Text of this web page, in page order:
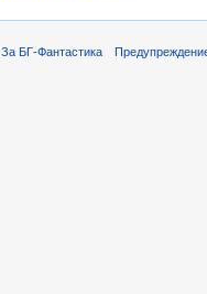
За БГ-Фантастика